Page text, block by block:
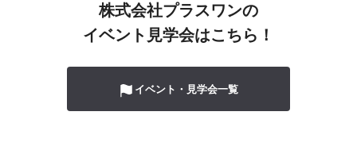
株式会社プラスワンの
イベント見学会はこちら！
イベント・見学会一覧